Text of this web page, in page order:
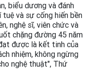
biểu dương và đánh
và sự cống hiến bền
nghệ sĩ, viên chức và
chặng đường 45 năm
được là kết tinh của
nhiệm, không ngừng
nghệ thuật", Thứ